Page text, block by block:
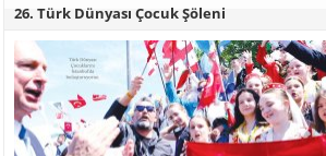
26. Türk Dünyası Çocuk Şöleni